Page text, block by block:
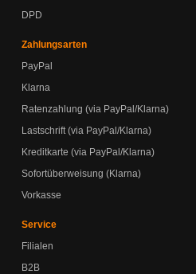
DPD
Zahlungsarten
PayPal
Klarna
Ratenzahlung (via PayPal/Klarna)
Lastschrift (via PayPal/Klarna)
Kreditkarte (via PayPal/Klarna)
Sofortüberweisung (Klarna)
Vorkasse
Service
Filialen
B2B